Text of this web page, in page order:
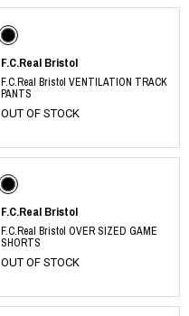
F.C.Real Bristol
F.C.Real Bristol VENTILATION TRACK
PANTS
OUT OF STOCK
F.C.Real Bristol
F.C.Real Bristol OVER SIZED GAME
SHORTS
OUT OF STOCK